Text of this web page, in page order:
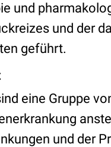
und
und der
geführt.
eine Gruppe
und der